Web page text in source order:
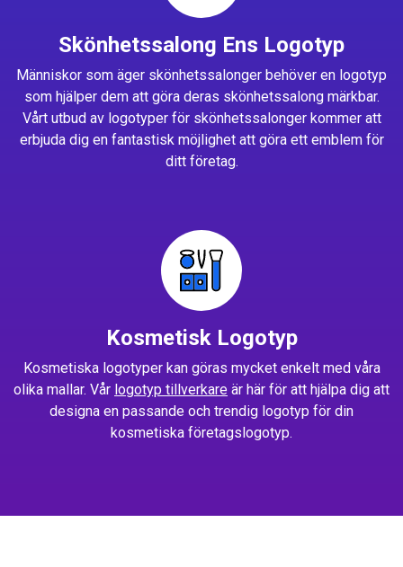
Skönhetssalong Ens Logotyp
Människor som äger skönhetssalonger behöver en logotyp
som hjälper dem att göra deras skönhetssalong märkbar.
Vårt utbud av logotyper för skönhetssalonger kommer att
erbjuda dig en fantastisk möjlighet att göra ett emblem för
ditt företag.
Kosmetisk Logotyp
Kosmetiska logotyper kan göras mycket enkelt med våra
olika mallar. Vår logotyp tillverkare är här för att hjälpa dig att
designa en passande och trendig logotyp för din
kosmetiska företagslogotyp.